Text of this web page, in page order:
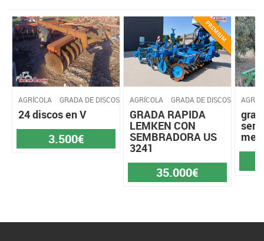
AGRÍCOLA GRADA DE DISCOS
24 discos en V
3.500€
AGRÍCOLA GRADA DE DISCOS
GRADA RAPIDA
LEMKEN CON
SEMBRADORA US
3241
35.000€